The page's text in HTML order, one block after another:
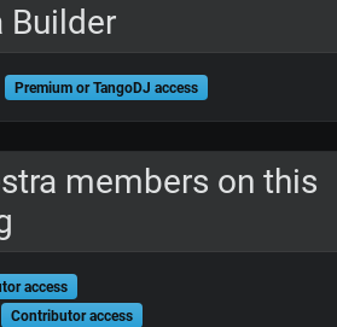
Builder
Premium or TangoDJ access
members on this
access
Contributor access